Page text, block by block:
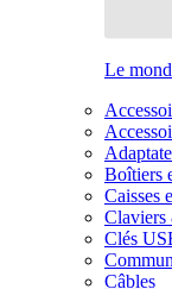
Le
Boîtiers
Caisses
Claviers
Clés
Câbles